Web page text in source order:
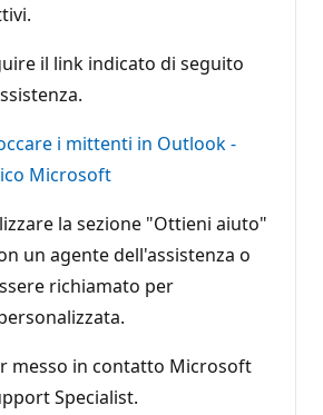
il link indicato di seguito
i mittenti in Outlook -
Microsoft
la sezione "Ottieni aiuto"
un agente dell'assistenza o
richiamato per
messo in contatto Microsoft
Specialist.